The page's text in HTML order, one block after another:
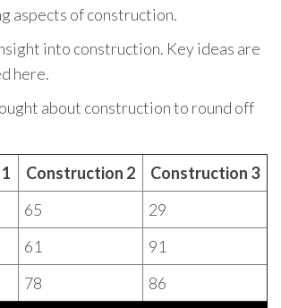
aspects of construction.
into construction. Key ideas are
here.
about construction to round off
Construction 2
Construction 3
65
29
61
91
78 86